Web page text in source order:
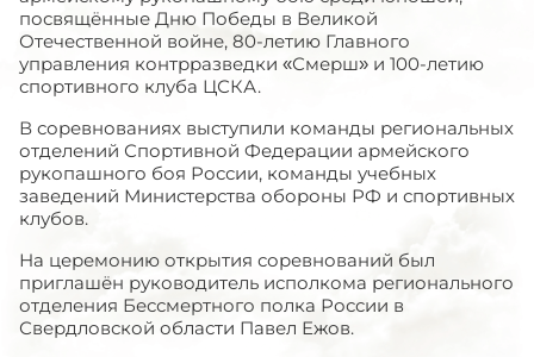
посвящённые Дню Победы в Великой
Отечественной войне, 80-летию Главного
управления контрразведки «Смерш» и 100-летию
спортивного клуба ЦСКА.
В соревнованиях выступили команды региональных
отделений Спортивной Федерации армейского
рукопашного боя России, команды учебных
заведений Министерства обороны РФ и спортивных
клубов.
На церемонию открытия соревнований был
приглашён руководитель исполкома регионального
отделения Бессмертного полка России в
Свердловской области Павел Ежов.